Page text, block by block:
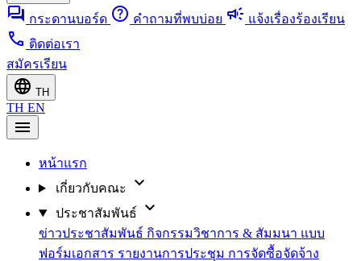
forum กระดานบอร์ด help คำถามที่พบบ่อย campaign แจ้งเรื่องร้องเรียน
call ติดต่อเรา
สมัครเรียน
language TH
TH EN
menu
หน้าแรก
เกี่ยวกับคณะ
expand_more
ประชาสัมพันธ์ expand_more
ข่าวประชาสัมพันธ์ กิจกรรมวิชาการ & สัมมนา แบบ
ฟอร์มเอกสาร รายงานการประชุม การจัดซื้อจัดจ้าง